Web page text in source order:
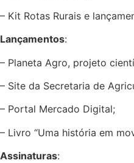
– Kit Rotas Rurais e
Lançamentos:
– Planeta Agro, projeto
– Site da Secretaria de
– Portal Mercado Digital;
– Livro “Uma história em
Assinaturas: